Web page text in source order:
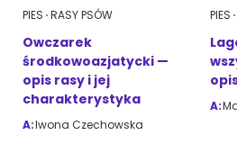
PIES RASY PSÓW
Owczarek
środkowoazjatycki —
opis rasy i jej
charakterystyka
A:Iwona Czechowska
PIES
A: